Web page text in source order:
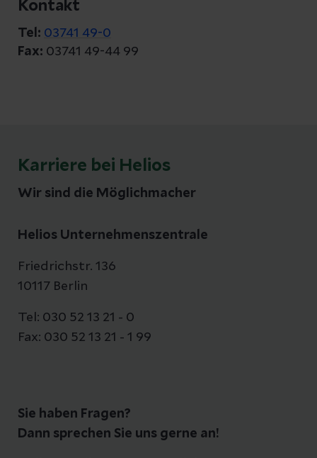
Kontakt
Tel: 03741 49-0
Fax: 03741 49-44 99
Karriere bei Helios
Wir sind die Möglichmacher
Helios Unternehmenszentrale
Friedrichstr. 136
10117 Berlin
Tel: 030 52 13 21 - 0
Fax: 030 52 13 21 - 1 99
Sie haben Fragen?
Dann sprechen Sie uns gerne an!